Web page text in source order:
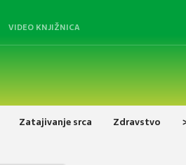
VIDEO KNJIŽNICA
Zatajivanje srca Zdravstvo